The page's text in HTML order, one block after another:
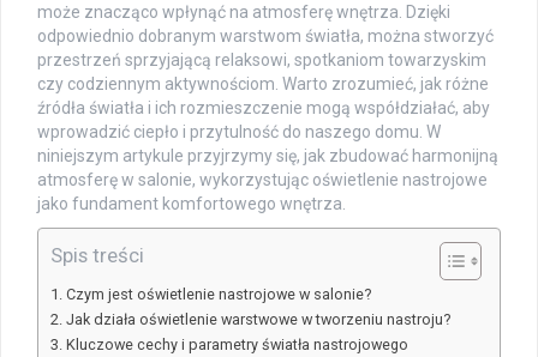
może znacząco wpłynąć na atmosferę wnętrza. Dzięki
odpowiednio dobranym warstwom światła, można stworzyć
przestrzeń sprzyjającą relaksowi, spotkaniom towarzyskim
czy codziennym aktywnościom. Warto zrozumieć, jak różne
źródła światła i ich rozmieszczenie mogą współdziałać, aby
wprowadzić ciepło i przytulność do naszego domu. W
niniejszym artykule przyjrzymy się, jak zbudować harmonijną
atmosferę w salonie, wykorzystując oświetlenie nastrojowe
jako fundament komfortowego wnętrza.
Spis treści
Czym jest oświetlenie nastrojowe w salonie?
Jak działa oświetlenie warstwowe w tworzeniu nastroju?
Kluczowe cechy i parametry światła nastrojowego